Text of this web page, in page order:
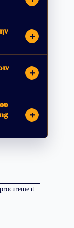
procurement